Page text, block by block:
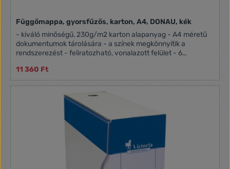
Függőmappa, gyorsfűzős, karton, A4, DONAU, kék
- kiváló minőségű, 230g/m2 karton alapanyag - A4 méretű
dokumentumok tárolására - a színek megkönnyítik a
rendszerezést - feliratozható, vonalazott felület - 6
11 360 Ft